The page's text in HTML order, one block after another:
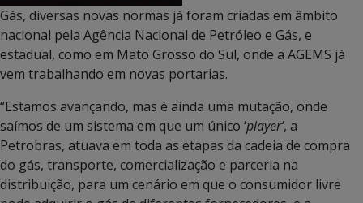
Gás, diversas novas normas já foram criadas em âmbito
nacional pela Agência Nacional de Petróleo e Gás, e
estadual, como em Mato Grosso do Sul, onde a AGEMS já
vem trabalhando em novas portarias.
“Estamos avançando, mas é ainda uma mutação, onde
saímos de um sistema em que um único ‘player’, a
Petrobras, atuava em toda as etapas da cadeia de compra
do gás, transporte, comercialização e parceria na
distribuição, para um cenário em que o consumidor livre